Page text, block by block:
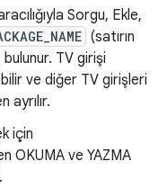
Sorgu, Ekle,
(satırın
TV girişi
ve diğer TV girişleri
ayrılır.
için
OKUMA ve YAZMA